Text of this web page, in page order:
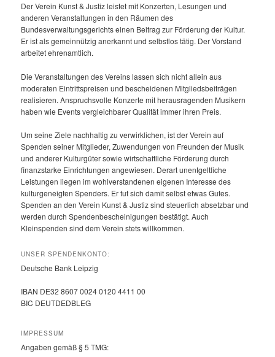
Der Verein Kunst & Justiz leistet mit Konzerten, Lesungen und
anderen Veranstaltungen in den Räumen des
Bundesverwaltungsgerichts einen Beitrag zur Förderung der Kultur.
Er ist als gemeinnützig anerkannt und selbstlos tätig. Der Vorstand
arbeitet ehrenamtlich.
Die Veranstaltungen des Vereins lassen sich nicht allein aus
moderaten Eintrittspreisen und bescheidenen Mitgliedsbeiträgen
realisieren. Anspruchsvolle Konzerte mit herausragenden Musikern
haben wie Events vergleichbarer Qualität immer ihren Preis.
Um seine Ziele nachhaltig zu verwirklichen, ist der Verein auf
Spenden seiner Mitglieder, Zuwendungen von Freunden der Musik
und anderer Kulturgüter sowie wirtschaftliche Förderung durch
finanzstarke Einrichtungen angewiesen. Derart unentgeltliche
Leistungen liegen im wohlverstandenen eigenen Interesse des
kulturgeneigten Spenders. Er tut sich damit selbst etwas Gutes.
Spenden an den Verein Kunst & Justiz sind steuerlich absetzbar und
werden durch Spendenbescheinigungen bestätigt. Auch
Kleinspenden sind dem Verein stets willkommen.
UNSER SPENDENKONTO:
Deutsche Bank Leipzig
IBAN DE32 8607 0024 0120 4411 00
BIC DEUTDEDBLEG
IMPRESSUM
Angaben gemäß § 5 TMG: